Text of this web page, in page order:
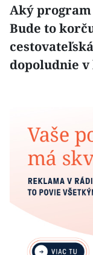
Aký
Bude to
dopoludnie